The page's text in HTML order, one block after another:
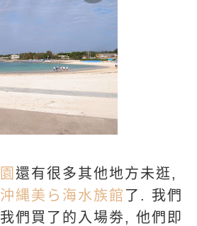
還有很多其他地方未逛,
沖縄美ら海水族館 了. 我們
們買了的入場劵, 他們即